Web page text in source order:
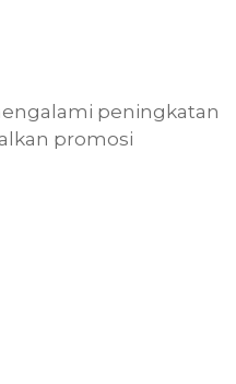
peningkatan
promosi